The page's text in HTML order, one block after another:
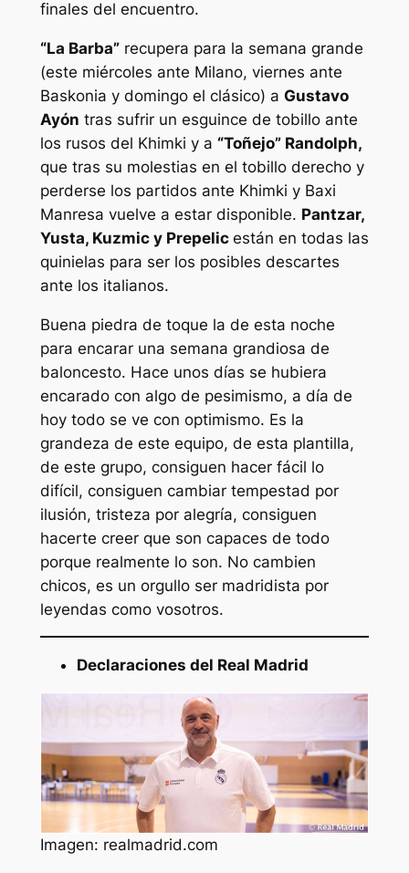
finales del encuentro.
“La Barba”recupera para la semana grande
(este miércoles ante Milano, viernes ante
Baskonia y domingo el clásico) a Gustavo
Ayón tras sufrir un esguince de tobillo ante
los rusos del Khimki y a “Toñejo” Randolph,
que tras su molestias en el tobillo derecho y
perderse los partidos ante Khimki y Baxi
Manresa vuelve a estar disponible. Pantzar,
Yusta, Kuzmic y Prepelic están en todas las
quinielas para ser los posibles descartes
ante los italianos.
Buena piedra de toque la de esta noche
para encarar una semana grandiosa de
baloncesto. Hace unos días se hubiera
encarado con algo de pesimismo, a día de
hoy todo se ve con optimismo. Es la
grandeza de este equipo, de esta plantilla,
de este grupo, consiguen hacer fácil lo
difícil, consiguen cambiar tempestad por
ilusión, tristeza por alegría, consiguen
hacerte creer que son capaces de todo
porque realmente lo son. No cambien
chicos, es un orgullo ser madridista por
leyendas como vosotros.
Declaraciones del Real Madrid
Imagen: realmadrid.com